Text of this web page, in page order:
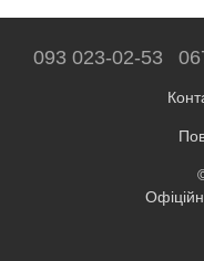
093 023-02-53